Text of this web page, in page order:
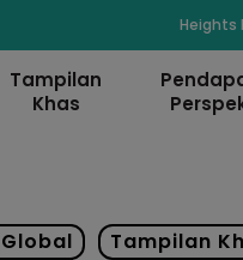
Heights
Tampilan
Khas
Tampilan